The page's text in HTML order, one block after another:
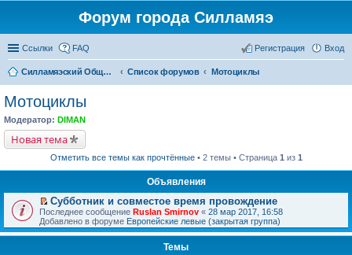
Форум города Силламяэ
Ссылки FAQ Вход
Регистрация
Силламяэский Общественный Новостной портал Список форумов Мотоциклы
Мотоциклы
Модератор: DIMAN
Новая тема
Отметить все темы как прочтённые• 2 темы • Страница 1 из 1
Объявления
П
е
р
е
Субботник и совместое время провождение
Последнее сообщение Ruslan Smirnov « 28 мар 2017, 16:58
Добавлено в форуме Европейские левые (закрытая группа)
Темы